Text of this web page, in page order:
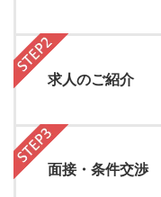
求人のご紹介
面接・条件交渉